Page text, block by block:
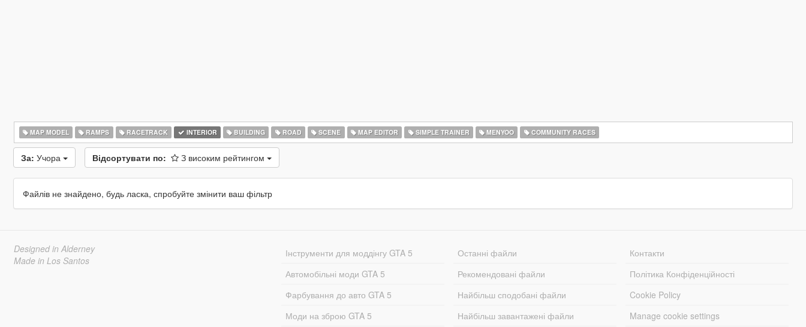
MAP MODEL RAMPS RACETRACK INTERIOR BUILDING ROAD SCENE MAP EDITOR SIMPLE TRAINER MENYOO COMMUNITY RACES
За: Учора Відсортувати по: З високим рейтингом
Файлів не знайдено, будь ласка, спробуйте змінити ваш фільтр
Designed in Alderney
Made in Los Santos
Інструменти для моддінгу GTA 5
Автомобільні моди GTA 5
Фарбування до авто GTA 5
Моди на зброю GTA 5
Останні файли
Рекомендовані файли
Найбільш сподобані файли
Найбільш завантажені файли
Контакти
Політика Конфіденційності
Cookie Policy
Manage cookie settings